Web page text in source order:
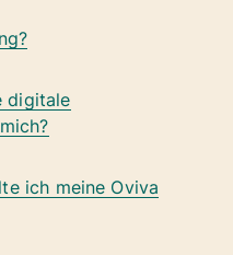
digitale
ich meine Oviva